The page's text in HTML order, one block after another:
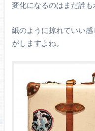
変化になるのはまだ誰も
紙のように掠れていい
がしますよね。